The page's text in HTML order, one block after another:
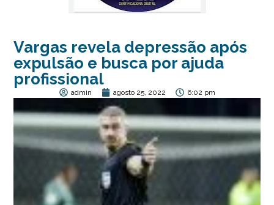
Vargas revela depressão após
expulsão e busca por ajuda
profissional
admin agosto 25, 2022 6:02 pm